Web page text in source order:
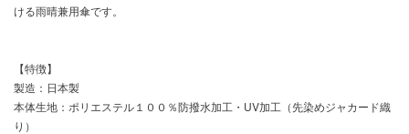
ける雨晴兼用傘です。
【特徴】
製造：日本製
本体生地：ポリエステル１００％防撥水加工・UV加工（先染めジャカード織
り）